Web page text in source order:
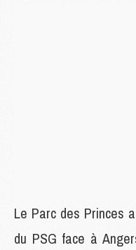
Le Parc des Princes
du PSG face à